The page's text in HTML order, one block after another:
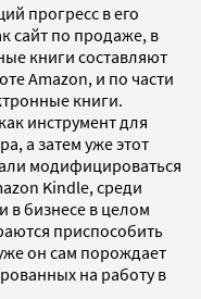
прогресс в его
сайт по продаже, в
книги составляют
Amazon, и по части
книги.
инструмент для
а затем уже этот
модифицироваться
Kindle, среди
в бизнесе в целом
приспособить
он сам порождает
на работу в